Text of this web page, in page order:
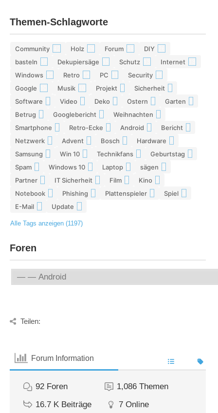
Themen-Schlagworte
Community Holz Forum DIY
basteln Dekupiersäge Schutz Internet
Windows Retro PC Security
Google Musik Projekt Sicherheit
Software Video Deko Ostern Garten
Betrug Googlebericht Weihnachten
Smartphone Retro-Ecke Android Bericht
Netzwerk Advent Bosch Hardware
Samsung Win 10 Technikfans Geburtstag
Spam Windows 10 Laptop sägen
Partner IT Sicherheit Film Kino
Notebook Phishing Plattenspieler Spiel
E-Mail Update
Alle Tags anzeigen (1197)
Foren
Teilen:
Forum Information
92 Foren 1,086 Themen
16.7 K Beiträge 7 Online